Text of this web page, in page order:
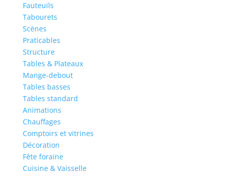
Fauteuils
Tabourets
Scènes
Praticables
Structure
Tables & Plateaux
Mange-debout
Tables basses
Tables standard
Animations
Chauffages
Comptoirs et vitrines
Décoration
Fête foraine
Cuisine & Vaisselle